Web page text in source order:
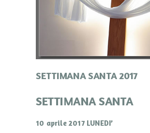
SETTIMANA SANTA 2017
SETTIMANA SANTA
10 aprile 2017 LUNEDI’